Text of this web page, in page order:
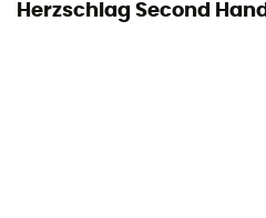
Herzschlag Second Hand